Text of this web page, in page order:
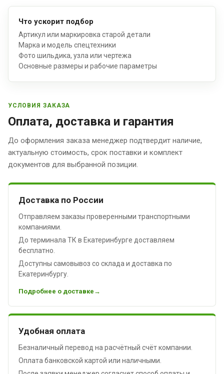
Что ускорит подбор
Артикул или маркировка старой детали
Марка и модель спецтехники
Фото шильдика, узла или чертежа
Основные размеры и рабочие параметры
УСЛОВИЯ ЗАКАЗА
Оплата, доставка и гарантия
До оформления заказа менеджер подтвердит наличие,
актуальную стоимость, срок поставки и комплект
документов для выбранной позиции.
Доставка по России
Отправляем заказы проверенными транспортными
компаниями.
До терминала ТК в Екатеринбурге доставляем
бесплатно.
Доступны самовывоз со склада и доставка по
Екатеринбургу.
Подробнее о доставке
Удобная оплата
Безналичный перевод на расчётный счёт компании.
Оплата банковской картой или наличными.